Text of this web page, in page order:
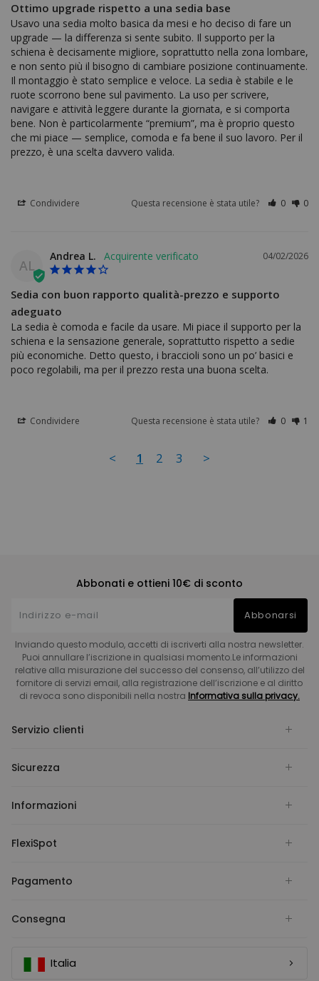
Ottimo upgrade rispetto a una sedia base
Usavo una sedia molto basica da mesi e ho deciso di fare un
upgrade — la differenza si sente subito. Il supporto per la
schiena è decisamente migliore, soprattutto nella zona lombare,
e non sento più il bisogno di cambiare posizione continuamente.
Il montaggio è stato semplice e veloce. La sedia è stabile e le
ruote scorrono bene sul pavimento. La uso per scrivere,
navigare e attività leggere durante la giornata, e si comporta
bene. Non è particolarmente “premium”, ma è proprio questo
che mi piace — semplice, comoda e fa bene il suo lavoro. Per il
prezzo, è una scelta davvero valida.
Condividere Questa recensione è stata utile? 0 0
AL
04/02/2026
Andrea L.
Sedia con buon rapporto qualità-prezzo e supporto
adeguato
La sedia è comoda e facile da usare. Mi piace il supporto per la
schiena e la sensazione generale, soprattutto rispetto a sedie
più economiche. Detto questo, i braccioli sono un po’ basici e
poco regolabili, ma per il prezzo resta una buona scelta.
Condividere Questa recensione è stata utile? 0 1
< 1 2 3 >
Abbonati e ottieni 10€ di sconto
Abbonarsi
Inviando questo modulo, accetti di iscriverti alla nostra newsletter.
Puoi annullare l’iscrizione in qualsiasi momento.Le informazioni
relative alla misurazione del successo del consenso, all’utilizzo del
fornitore di servizi email, alla registrazione dell’iscrizione e al diritto
di revoca sono disponibili nella nostra Informativa sulla privacy.
Servizio clienti
Sicurezza
Informazioni
FlexiSpot
Pagamento
Consegna
Italia